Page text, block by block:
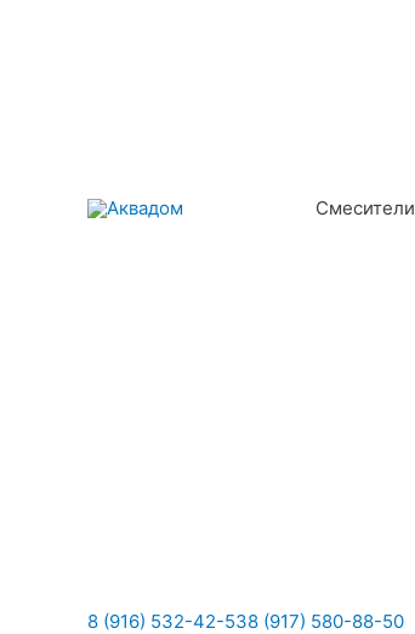
Смесители
8 (916) 532-42-538 (917) 580-88-50